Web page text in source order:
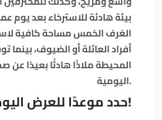
بيئة هادئة للاسترخاء بعد يوم
الغرف الخمس مساحة كافية
أفراد العائلة أو الضيوف، بينما
المحيطة ملاذًا هادئًا بعيدًا عن
اليومية.
حدد موعدًا للعرض اليوم!